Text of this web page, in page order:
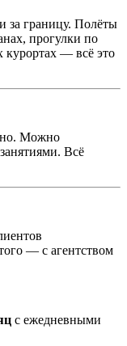
за границу. Полёты
прогулки по
курортах — всё это
Можно
Всё
— с агентством
с ежедневными